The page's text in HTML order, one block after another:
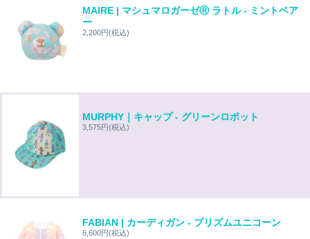
MAIRE | マシュマロガーゼⓇ ラトル - ミントベア
ー
2,200円(税込)
MURPHY｜キャップ - グリーンロボット
3,575円(税込)
FABIAN | カーディガン - プリズムユニコーン
6,600円(税込)